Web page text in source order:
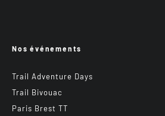
Nos événements
Trail Adventure Days
Trail Bivouac
Paris Brest TT